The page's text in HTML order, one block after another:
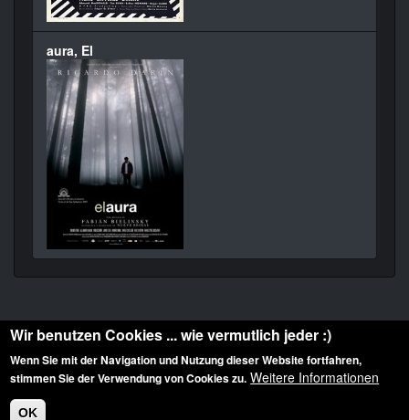
aura, El
Diese Website ist urheberrechtlich geschützt: © 2010-2026 der Film Noir de. Alle
Rechte vorbehalten.
Wir benutzen Cookies ... wie vermutlich jeder :)
Wenn Sie mit der Navigation und Nutzung dieser Website fortfahren,
stimmen Sie der Verwendung von Cookies zu. Weitere Informationen
OK